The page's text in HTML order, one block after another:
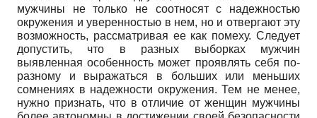
мужчины не только не соотносят с надежностью
окружения и уверенностью в нем, но и отвергают эту
возможность, рассматривая ее как помеху. Следует
допустить, что в разных выборках мужчин
выявленная особенность может проявлять себя по-
разному и выражаться в больших или меньших
сомнениях в надежности окружения. Тем не менее,
нужно признать, что в отличие от женщин мужчины